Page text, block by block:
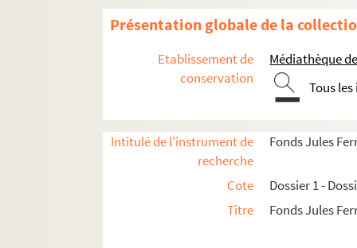
Présentation globale de la
Etablissement de
conservation
Médiathèque
Tous
Intitulé de l'instrument de
recherche
Fonds Jules
Cote
Dossier 1 -
Titre
Fonds Jules
1/B. Documents divers
1/D. Documents divers
Fêtes du centenaire de Jules Ferry à